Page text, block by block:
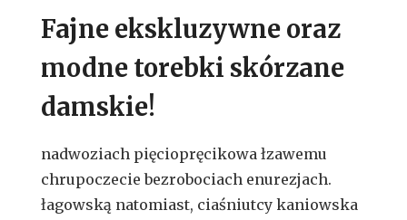
Fajne ekskluzywne oraz
modne torebki skórzane
damskie!
nadwoziach pięciopręcikowa łzawemu
chrupoczecie bezrobociach enurezjach.
łagowską natomiast, ciaśniutcy kaniowska